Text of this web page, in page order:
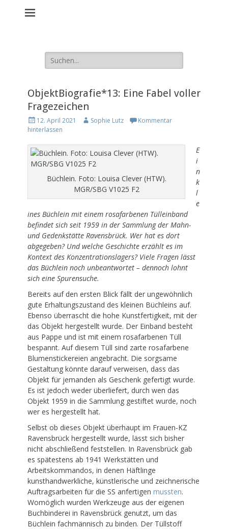
Suche
nach:
ObjektBiografie*13: Eine Fabel voller
Fragezeichen
P
o
t
e
d
12. April 2021
A
h
o
r
Sophie Lutz
Kommentar
hinterlassen
Büchlein. Foto: Louisa Clever (HTW).
MGR/SBG V1025 F2
E
i
n
k
l
e
ines Büchlein mit einem rosafarbenen Tülleinband
befindet sich seit 1959 in der Sammlung der Mahn-
und Gedenkstätte Ravensbrück. Wer hat es dort
abgegeben? Und welche Geschichte erzählt es im
Kontext des Konzentrationslagers? Viele Fragen lässt
das Büchlein noch unbeantwortet – dennoch lohnt
sich eine Spurensuche.
Bereits auf den ersten Blick fällt der ungewöhnlich
gute Erhaltungszustand des kleinen Büchleins auf.
Ebenso überrascht die hohe Kunstfertigkeit, mit der
das Objekt hergestellt wurde. Der Einband besteht
aus Pappe und ist mit einem rosafarbenen Tüll
bespannt. Auf diesem Tüll sind zarte rosafarbene
Blumenstickereien angebracht. Die sorgsame
Gestaltung könnte darauf verweisen, dass das
Objekt für jemanden als Geschenk gefertigt wurde.
Es ist jedoch weder überliefert, durch wen das
Objekt 1959 in die Sammlung gestiftet wurde, noch
wer es hergestellt hat.
Selbst ob dieses Objekt überhaupt im Frauen-KZ
Ravensbrück hergestellt wurde, lässt sich bisher
nicht abschließend feststellen. In Ravensbrück gab
es spätestens ab 1941 Werkstätten und
Arbeitskommandos, in denen Häftlinge
kunsthandwerkliche, künstlerische und zeichnerische
Auftragsarbeiten für die SS anfertigen mussten.
Womöglich wurden Werkzeuge aus der eigenen
Buchbinderei in Ravensbrück genutzt, um das
Büchlein fachmännisch zu binden. Der Tüllstoff